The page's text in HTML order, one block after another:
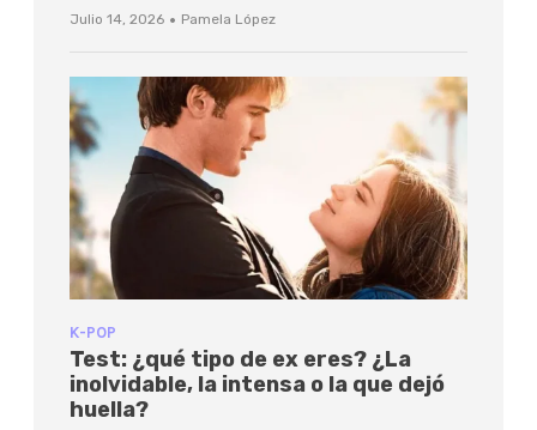
Julio 14, 2026 · Pamela López
K-POP
Test: ¿qué tipo de ex eres? ¿La
inolvidable, la intensa o la que dejó
huella?